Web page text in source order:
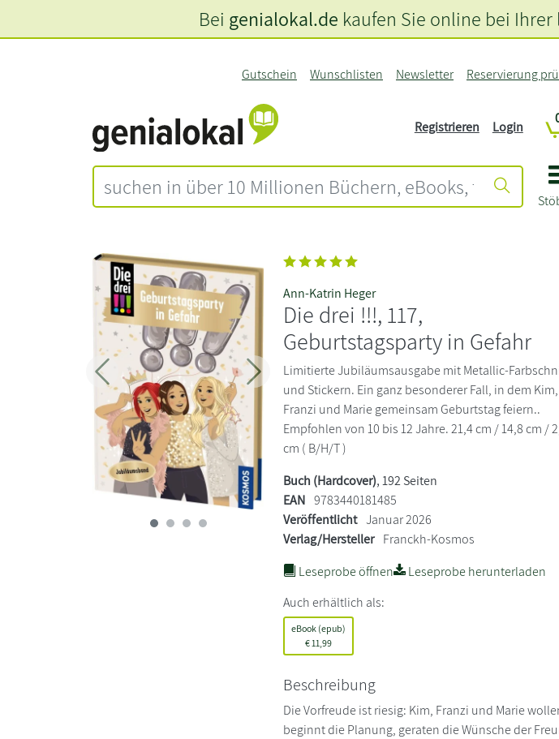
Gutschein Wunschlisten Newsletter Reservierung
Registrieren Login
Bei genialokal.de kaufen Sie online bei Ihrer
Zurück Weiter
Ann-Katrin Heger
Die drei !!!, 117,
Geburtstagsparty in Gefahr
Limitierte Jubiläumsausgabe mit Metallic-
und Stickern. Ein ganz besonderer Fall, in dem Kim,
Franzi und Marie gemeinsam Geburtstag feiern..
Empfohlen von 10 bis 12 Jahre. 21,4 cm / 14,8 cm /
cm ( B/H/T )
Buch (Hardcover), 192 Seiten
EAN 9783440181485
Veröffentlicht Januar 2026
Verlag/Hersteller Franckh-Kosmos
Leseprobe öffnen
Leseprobe herunterladen
Auch erhältlich als:
eBook (epub)
€ 11,99
Beschreibung
Die Vorfreude ist riesig: Kim, Franzi und Marie
beginnt die Planung, geraten die Wünsche der